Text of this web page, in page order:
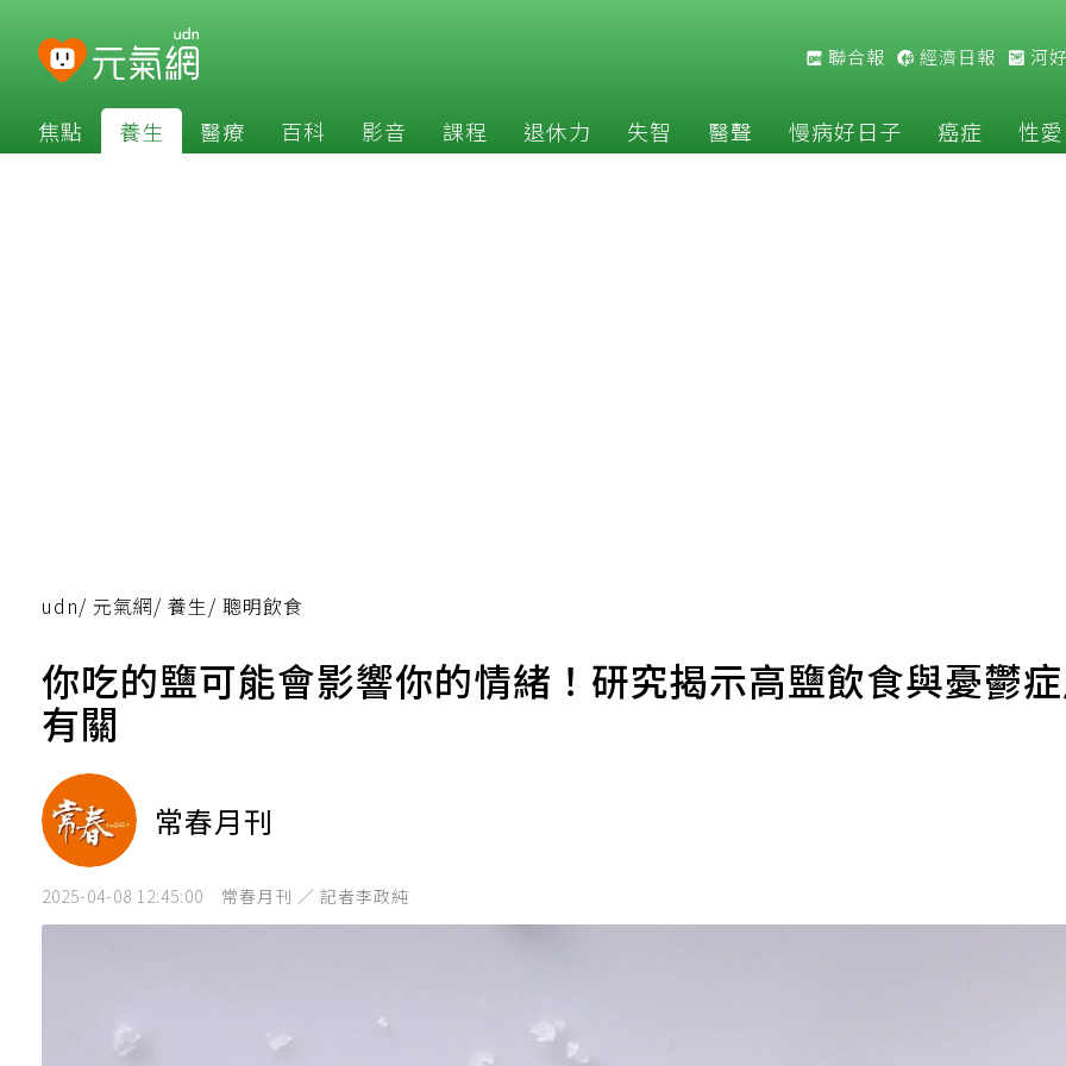
聯合報 經濟日報 河
焦點 養生 醫療 百科 影音 課程 退休力 失智 醫聲 慢病好日子 癌症 性愛
udn/ 元氣網/ 養生/ 聰明飲食
你吃的鹽可能會影響你的情緒！研究揭示高鹽飲食與憂鬱
有關
常春月刊
2025-04-08 12:45:00 常春月刊 ／ 記者李政純